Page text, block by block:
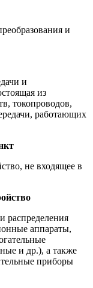
и
и
из
токопроводов,
работающих
не входящее в
распределения
аппараты,
и др.), а также
приборы